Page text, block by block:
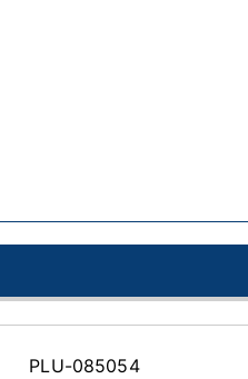
PLU-085054